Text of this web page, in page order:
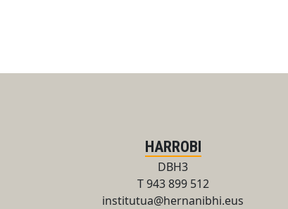
HARROBI
DBH3
T 943 899 512
institutua@hernanibhi.eus